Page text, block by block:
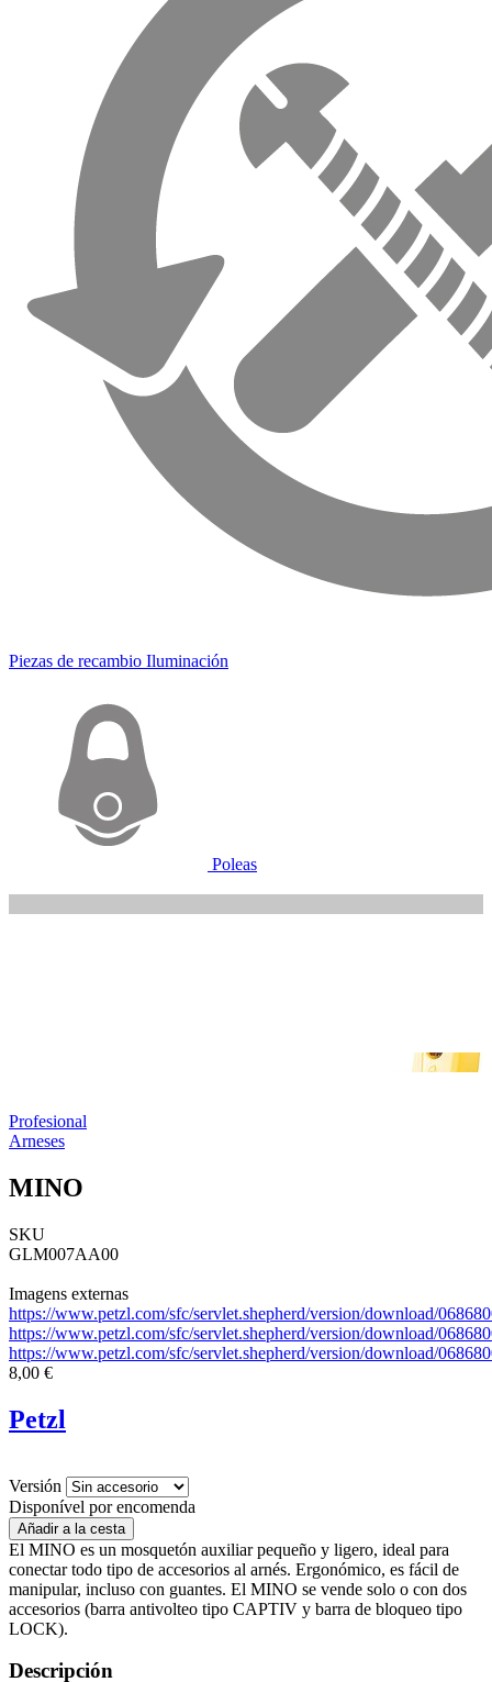
Piezas de recambio Iluminación
Poleas
Profesional
Arneses
MINO
SKU
GLM007AA00
Imagens externas
https://www.petzl.com/sfc/servlet.shepherd/version/download/
https://www.petzl.com/sfc/servlet.shepherd/version/download/
https://www.petzl.com/sfc/servlet.shepherd/version/download/
8,00 €
Petzl
Versión
Disponível por encomenda
El MINO es un mosquetón auxiliar pequeño y ligero, ideal para
conectar todo tipo de accesorios al arnés. Ergonómico, es fácil de
manipular, incluso con guantes. El MINO se vende solo o con dos
accesorios (barra antivolteo tipo CAPTIV y barra de bloqueo tipo
LOCK).
Descripción